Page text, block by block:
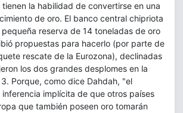
la habilidad de convertirse en una
de oro. El banco central chipriota
reserva de 14 toneladas de oro
propuestas para hacerlo (por parte de
rescate de la Eurozona), declinadas
los dos grandes desplomes en la
Porque, como dice Dahdah, "el
implícita de que otros países
que también poseen oro tomarán